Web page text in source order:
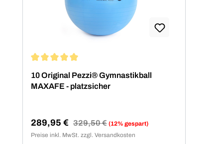
10 Original Pezzi® Gymnastikball
MAXAFE - platzsicher
Verkaufspreis:
289,95 € Regulärer Preis:
329,50 € (12% gespart)
Preise inkl. MwSt. zzgl. Versandkosten